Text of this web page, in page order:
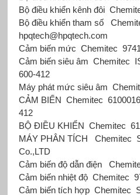
Bộ điều khiển kênh đôi
Bộ điều khiển tham số
hpqtech@hpqtech.com
Cảm biến mức Chemitec
Cảm biến siêu âm Chemitec
600-412
Máy phát mức siêu âm
CẢM BIẾN Chemitec
412
BỘ ĐIỀU KHIỂN Chemitec
MÁY PHÂN TÍCH
Chemitec
Co.,LTD
Cảm biến độ dẫn điện
Cảm biến nhiệt độ Chemitec
Cảm biến tích hợp Chemitec